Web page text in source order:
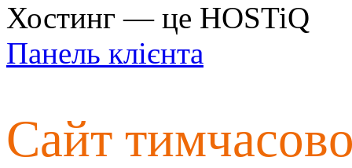
Хостинг — це HOSTiQ
Панель клієнта
Сайт